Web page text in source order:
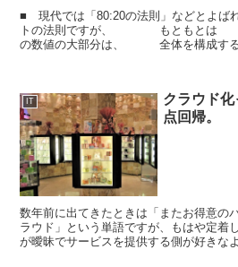
■ 現代では「80:20の法則」などとよ
トの法則ですが、 もともと
の数値の大部分は、 全体を構成
IT
クラウド
点回帰。
数年前に出てきたときは「またお得意の
ラウド」という単語ですが、もはや定着
が曖昧でサービスを提供する側が好きな